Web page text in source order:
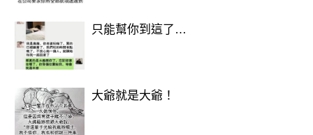
歡迎來下水道觀看更多都市傳說👉
https://lihi3.cc/c5H8h
只能幫你到這了…
大爺就是大爺！